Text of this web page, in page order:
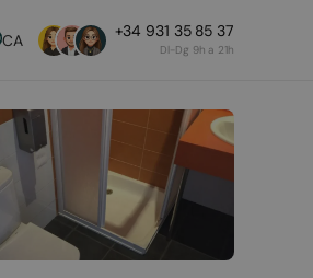
CA +34 931 35 85 37
Dl-Dg 9h a 21h